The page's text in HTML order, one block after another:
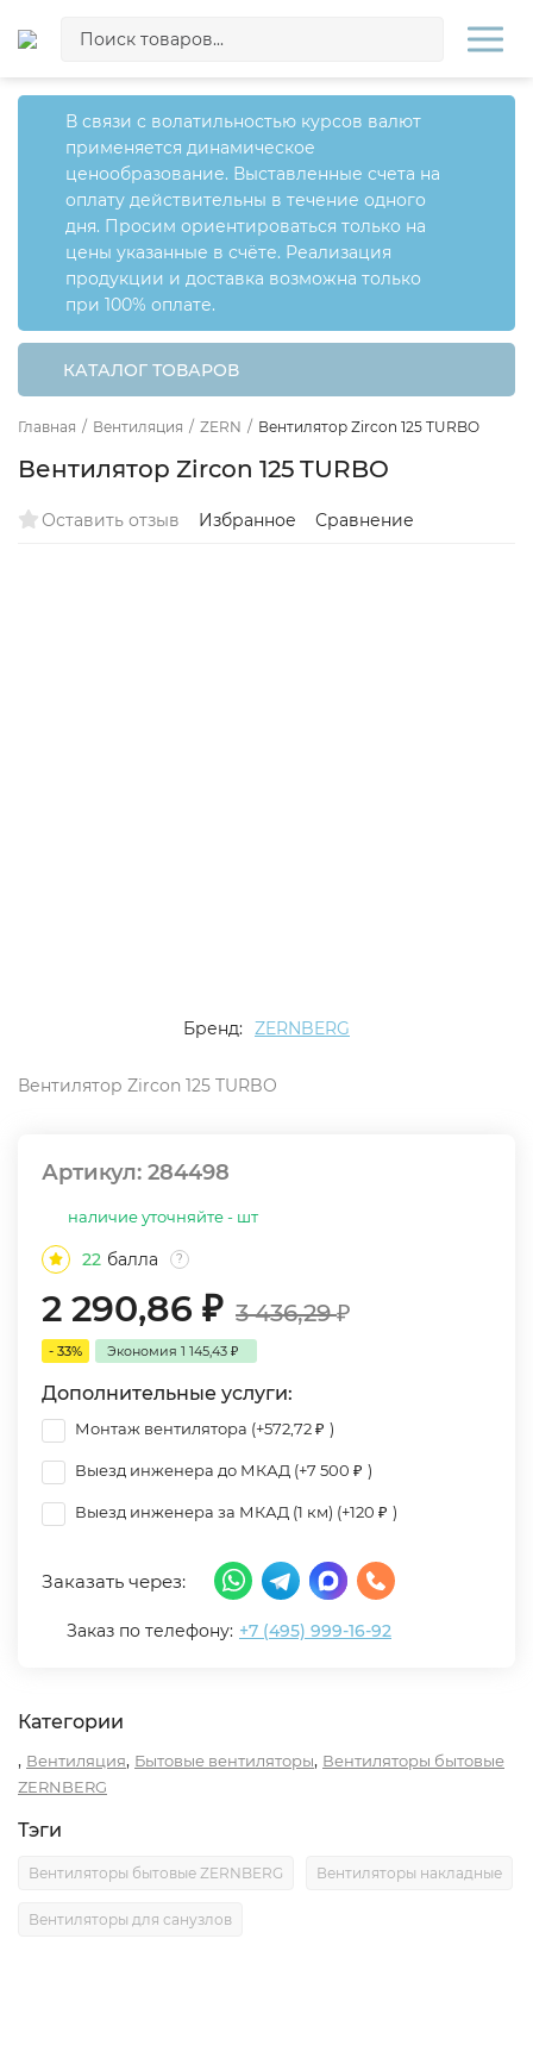
В связи с волатильностью курсов валют
применяется динамическое
ценообразование. Выставленные счета на
оплату действительны в течение одного
дня. Просим ориентироваться только на
цены указанные в счёте. Реализация
продукции и доставка возможна только
при 100% оплате.
КАТАЛОГ ТОВАРОВ
Главная / Вентиляция / ZERN / Вентилятор Zircon 125 TURBO
Вентилятор Zircon 125 TURBO
Оставить отзыв Избранное Сравнение
Бренд: ZERNBERG
Вентилятор Zircon 125 TURBO
Артикул: 284498
наличие уточняйте - шт
22 балла ?
2 290,86 ₽ 3 436,29₽
- 33% Экономия 1 145,43 ₽
Дополнительные услуги:
Монтаж вентилятора (+572,72₽ )
Выезд инженера до МКАД (+7 500 ₽ )
Выезд инженера за МКАД (1 км) (+120 ₽ )
Заказать через:
Заказ по телефону: +7 (495) 999-16-92
Категории
, Вентиляция, Бытовые вентиляторы, Вентиляторы бытовые
ZERNBERG
Тэги
Вентиляторы бытовые ZERNBERG Вентиляторы накладные
Вентиляторы для санузлов